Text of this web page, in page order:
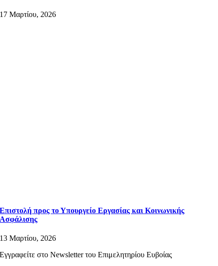
17 Μαρτίου, 2026
Επιστολή προς το Υπουργείο Εργασίας και Κοινωνικής
Ασφάλισης
13 Μαρτίου, 2026
Εγγραφείτε στο Newsletter του Επιμελητηρίου Ευβοίας